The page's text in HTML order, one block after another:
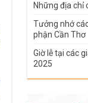
Những địa chỉ
Tưởng nhớ
phận Cần Thơ
Giờ lễ tại các
2025